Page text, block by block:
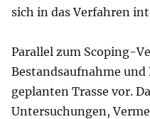
sich in das Verfahren
Parallel zum Scoping-
Bestandsaufnahme
geplanten Trasse vor.
Untersuchungen,